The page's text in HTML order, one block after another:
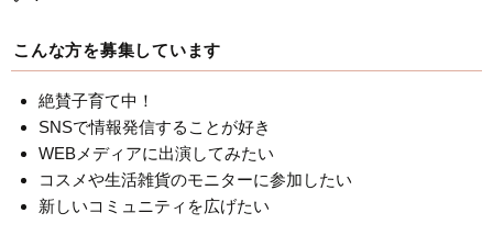
こんな方を募集しています
絶賛子育て中！
SNSで情報発信することが好き
WEBメディアに出演してみたい
コスメや生活雑貨のモニターに参加したい
新しいコミュニティを広げたい